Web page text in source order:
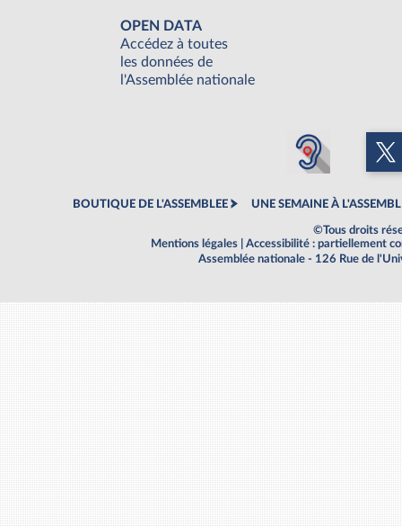
OPEN DATA
Accédez à toutes
les données de
l'Assemblée nationale
BOUTIQUE DE L'ASSEMBLEE UNE SEMAINE À
©Tous droits
Mentions légales
Accessibilité : partiellement
Assemblée nationale - 126 Rue de